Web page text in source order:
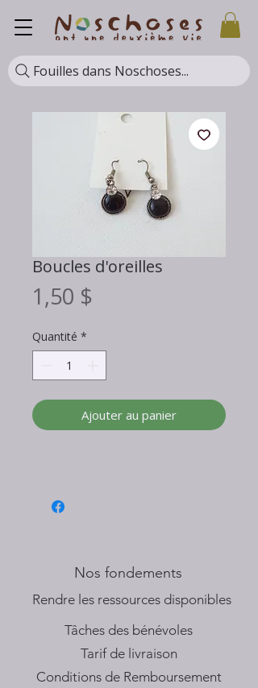
Fouilles dans Noschoses...
Boucles d'oreilles
1,50 $
Quantité *
Ajouter au panier
Nos fondements
​Rendre les ressources disponibles
Tâches des bénévoles
Tarif de livraison
Conditions de Remboursement